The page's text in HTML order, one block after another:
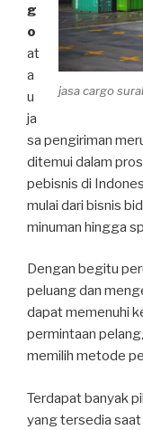
jasa cargo
g
o
at
a
u
ja
sa pengiriman
ditemui dalam
pebisnis di
mulai dari bisnis
minuman hingga
Dengan begitu
peluang dan
dapat memenuhi
permintaan
memilih metode
Terdapat banyak
yang tersedia